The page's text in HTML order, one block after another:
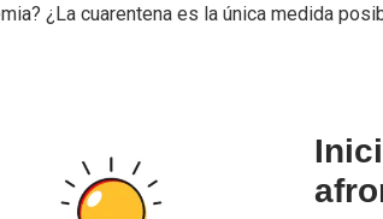
¿La cuarentena es la única medida